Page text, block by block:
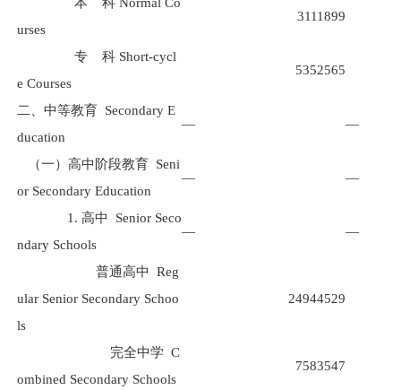
urses
3111899
专 科 Short-cycl
e Courses
5352565
二、中等教育 Secondary E
ducation
— —
（一）高中阶段教育 Seni
or Secondary Education
— —
1. 高中
Senior Seco
ndary Schools
— —
普通高中 Reg
ular Senior Secondary Schoo
ls
24944529
完全中学 C
ombined Secondary Schools
7583547